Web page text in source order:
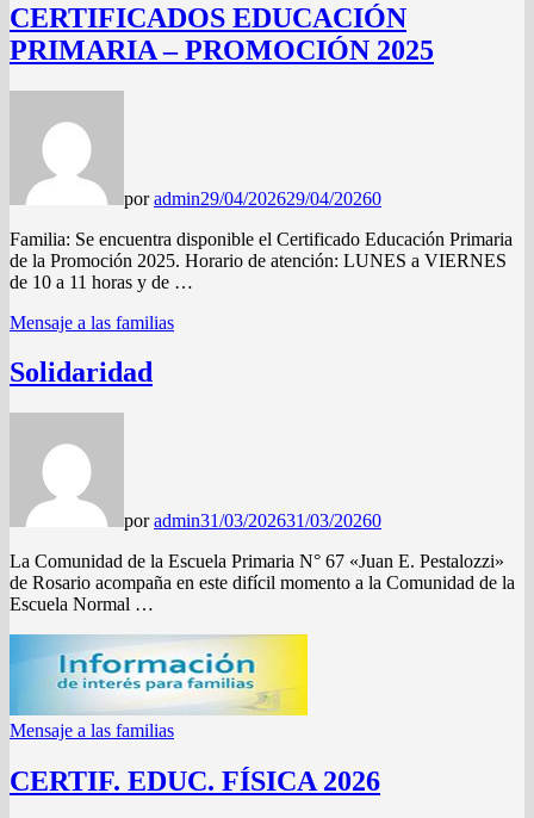
CERTIFICADOS EDUCACIÓN
PRIMARIA – PROMOCIÓN 2025
poradmin29/04/202629/04/20260
Familia: Se encuentra disponible el Certificado Educación Primaria
de la Promoción 2025. Horario de atención: LUNES a VIERNES
de 10 a 11 horas y de …
Mensaje a las familias
Solidaridad
poradmin31/03/202631/03/20260
La Comunidad de la Escuela Primaria N° 67 «Juan E. Pestalozzi»
de Rosario acompaña en este difícil momento a la Comunidad de la
Escuela Normal …
Mensaje a las familias
CERTIF. EDUC. FÍSICA 2026